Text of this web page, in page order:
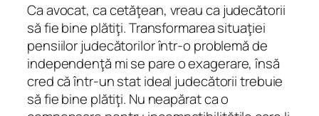
Ca avocat, ca cetăţean, vreau ca judecătorii
să fie bine plătiţi. Transformarea situaţiei
pensiilor judecătorilor într-o problemă de
independenţă mi se pare o exagerare, însă
cred că într-un stat ideal judecătorii trebuie
să fie bine plătiţi. Nu neapărat ca o